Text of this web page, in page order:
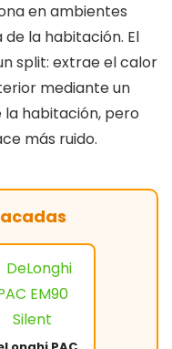
en ambientes
la habitación. El
split: extrae el calor
mediante un
habitación, pero
más ruido.